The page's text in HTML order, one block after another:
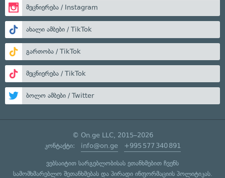
მეცნიერება / Instagram
ახალი ამბები / TikTok
გართობა / TikTok
მეცნიერება / TikTok
ბოლო ამბები / Twitter
© On.ge LLC, 2015–2026
კონტაქტი: info@on.ge +995 577 340 891
ვებსაიტით სარგებლობისას ეთანხმებით ჩვენს
სამომხმარებლო შეთანხმებასდა პირადი ინფორმაციის პოლიტიკას.